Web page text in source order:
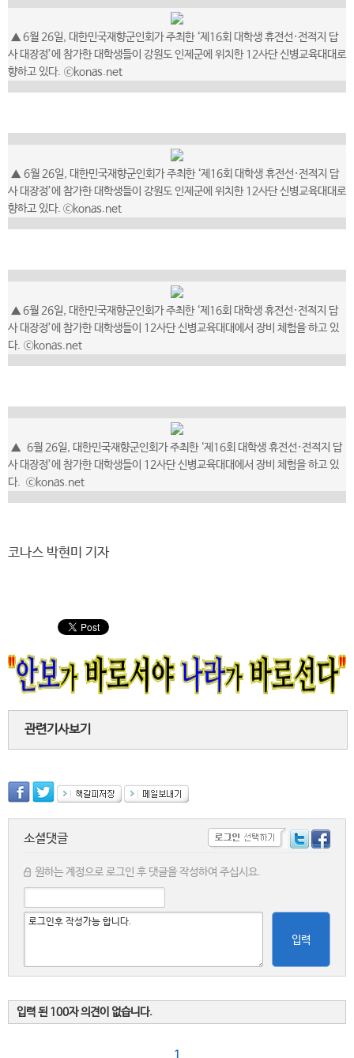
▲6월 26일, 대한민국재향군인회가 주최한 ‘제16회 대학생 휴전선·전적지 답
사 대장정’에 참가한 대학생들이 강원도 인제군에 위치한 12사단 신병교육대대로
향하고 있다. ⓒkonas.net
▲ 6월 26일, 대한민국재향군인회가 주최한 ‘제16회 대학생 휴전선·전적지 답
사 대장정’에 참가한 대학생들이 강원도 인제군에 위치한 12사단 신병교육대대로
향하고 있다. ⓒkonas.net
▲6월 26일, 대한민국재향군인회가 주최한 ‘제16회 대학생 휴전선·전적지 답
사 대장정’에 참가한 대학생들이 12사단 신병교육대대에서 장비 체험을 하고 있
다. ⓒkonas.net
▲ 6월 26일, 대한민국재향군인회가 주최한 ‘제16회 대학생 휴전선·전적지 답
사 대장정’에 참가한 대학생들이 12사단 신병교육대대에서 장비 체험을 하고 있
다. ⓒkonas.net
코나스 박현미 기자
관련기사보기
소셜댓글
원하는 계정으로 로그인 후 댓글을 작성하여 주십시요.
입력
입력 된 100자 의견이 없습니다.
1